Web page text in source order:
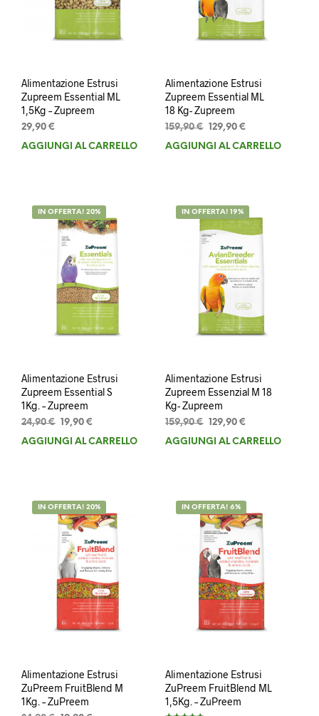
Alimentazione Estrusi
Zupreem Essential ML
1,5Kg – Zupreem
29,90 €
AGGIUNGI AL CARRELLO
Alimentazione Estrusi
Zupreem Essential ML
18 Kg- Zupreem
159,90€ Il
prezzo
129,90 €Il
prezzo
AGGIUNGI AL CARRELLO
IN OFFERTA! 20%
Alimentazione Estrusi
Zupreem Essential S
1Kg. – Zupreem
24,90€ Il
prezzo
19,90 €
prezzo
AGGIUNGI AL CARRELLO
IN OFFERTA! 19%
Alimentazione Estrusi
Zupreem Essenzial M 18
Kg- Zupreem
159,90€ Il
prezzo
129,90 €Il
prezzo
AGGIUNGI AL CARRELLO
IN OFFERTA! 20%
Alimentazione Estrusi
ZuPreem FruitBlend M
1Kg. – ZuPreem
IN OFFERTA! 6%
Alimentazione Estrusi
ZuPreem FruitBlend ML
1,5Kg. – ZuPreem